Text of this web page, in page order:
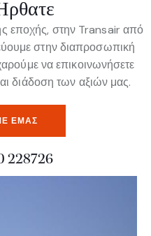
εποχής, στην Transair από
στην διαπροσωπική
να επικοινωνήσετε
διάδοση των αξιών μας.
ΕΜΆΣ
228726